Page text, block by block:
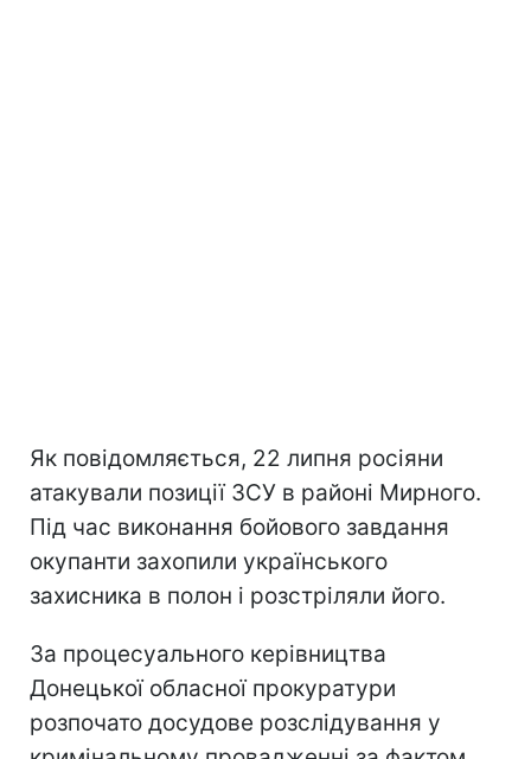
Як повідомляється, 22 липня росіяни
атакували позиції ЗСУ в районі Мирного.
Під час виконання бойового завдання
окупанти захопили українського
захисника в полон і розстріляли його.
За процесуального керівництва
Донецької обласної прокуратури
розпочато досудове розслідування у